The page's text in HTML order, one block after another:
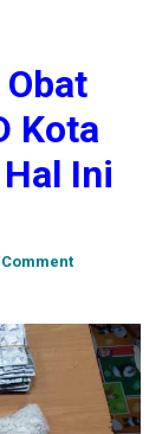
Kota
Ini
On
Obat
Ilegal,
Ketua
DPRD